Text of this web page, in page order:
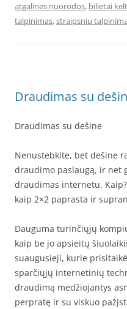
atgalines nuorodos, bilietai
talpinimas,straipsniu
Draudimas su
Draudimas su dešine
Nenustebkite, bet dešine
draudimo paslaugą, ir net
draudimas internetu.
kaip 2×2 paprasta ir
Dauguma turinčiųjų
kaip be jo apsieitų
suaugusieji, kurie
sparčiųjų internetinių
draudimą medžiojantys
perpratę ir su viskuo